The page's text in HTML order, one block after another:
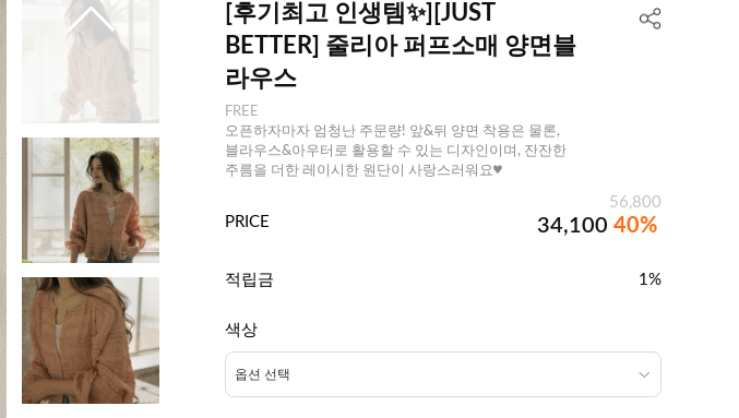
[후기최고 인생템✨][JUST
BETTER] 줄리아 퍼프소매 양면블
라우스
FREE
오픈하자마자 엄청난 주문량! 앞&뒤 양면 착용은 물론,
블라우스&아우터로 활용할 수 있는 디자인이며, 잔잔한
주름을 더한 레이시한 원단이 사랑스러워요♥
56,800
PRICE
34,100 40%
적립금 1%
색상